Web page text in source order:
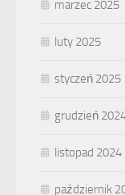
marzec 2025
luty 2025
styczeń 2025
grudzień
listopad 2024
październik